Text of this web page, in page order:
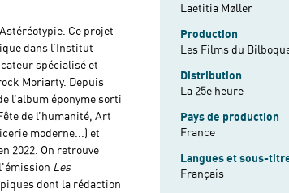
Ce projet
dans l’Institut
spécialisé et
Moriarty. Depuis
l’album éponyme sorti
de l’humanité, Art
moderne...) et
2022. On retrouve
Les
dont la rédaction
Laetitia Møller
Production
Les Films du
Distribution
La 25e heure
Pays de production
France
Langues et sous-
Français